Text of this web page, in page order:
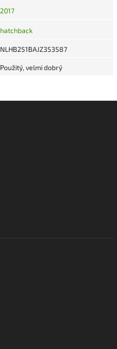
2017
hatchback
NLHB251BAJZ353587
Použitý, velmi dobrý